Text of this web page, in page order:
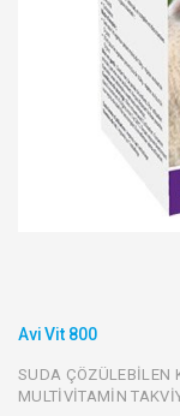
Avi Vit 800
SUDA ÇÖZÜLEBİLEN
MULTİVİTAMİN